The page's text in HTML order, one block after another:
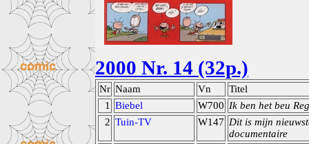
2000 Nr. 14 (32p.)
Nr Naam Vn
Titel
1
Biebel W700 Ik ben het beu
2 Tuin-TV W147 Dit is mijn
documentaire